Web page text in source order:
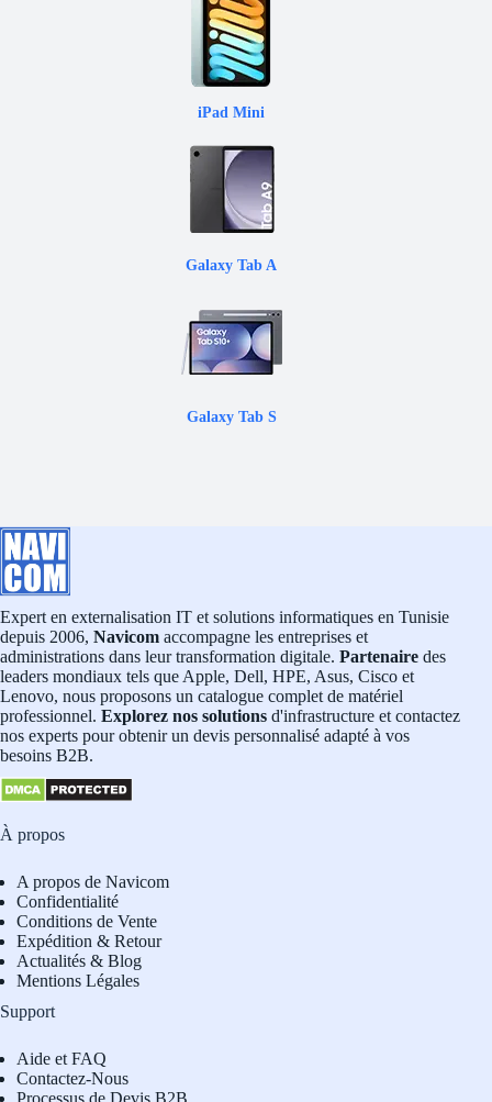
iPad Mini
Galaxy Tab A
Galaxy Tab S
Expert en externalisation IT et solutions informatiques en Tunisie
depuis 2006, Navicom accompagne les entreprises et
administrations dans leur transformation digitale. Partenaire des
leaders mondiaux tels que Apple, Dell, HPE, Asus, Cisco et
Lenovo, nous proposons un catalogue complet de matériel
professionnel. Explorez nos solutions d'infrastructure et contactez
nos experts pour obtenir un devis personnalisé adapté à vos
besoins B2B.
À propos
A propos de Navicom
Confidentialité
Conditions de Vente
Expédition & Retour
Actualités & Blog
Mentions Légales
Support
Aide et FAQ
Contactez-Nous
Processus de Devis B2B